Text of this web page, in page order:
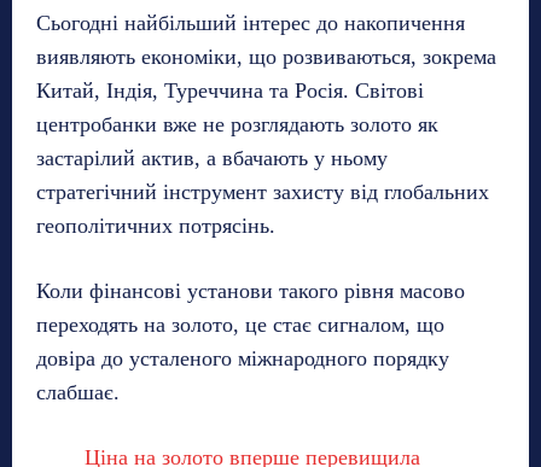
Сьогодні найбільший інтерес до накопичення
виявляють економіки, що розвиваються, зокрема
Китай, Індія, Туреччина та Росія. Світові
центробанки вже не розглядають золото як
застарілий актив, а вбачають у ньому
стратегічний інструмент захисту від глобальних
геополітичних потрясінь.
Коли фінансові установи такого рівня масово
переходять на золото, це стає сигналом, що
довіра до усталеного міжнародного порядку
слабшає.
Ціна на золото вперше перевищила